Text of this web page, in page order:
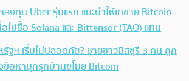
งทุน Uber รุ่นแรก แนะนำให้เทขาย Bitcoin
ไปซื้อ Solana และ Bittensor (TAO) แทน
ฐฯ เริ่มไม่ปลอดภัย? ชายชาวมิสซูรี 3 คน ถูก
ข้อหาบุกรุกบ้านขโมย Bitcoin